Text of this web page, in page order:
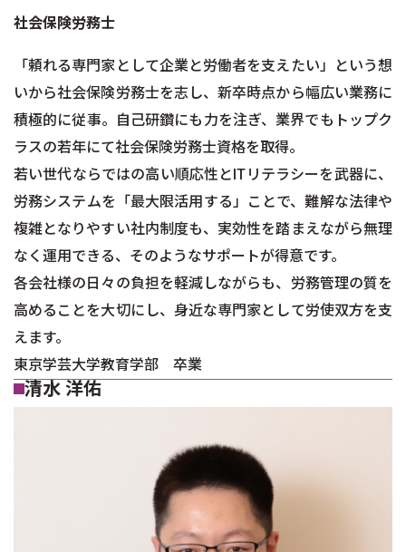
社会保険労務士
「頼れる専門家として企業と労働者を支えたい」という想
いから社会保険労務士を志し、新卒時点から幅広い業務に
積極的に従事。自己研鑽にも力を注ぎ、業界でもトップク
ラスの若年にて社会保険労務士資格を取得。
若い世代ならではの高い順応性とITリテラシーを武器に、
労務システムを「最大限活用する」ことで、難解な法律や
複雑となりやすい社内制度も、実効性を踏まえながら無理
なく運用できる、そのようなサポートが得意です。
各会社様の日々の負担を軽減しながらも、労務管理の質を
高めることを大切にし、身近な専門家として労使双方を支
えます。
東京学芸大学教育学部 卒業
清水 洋佑